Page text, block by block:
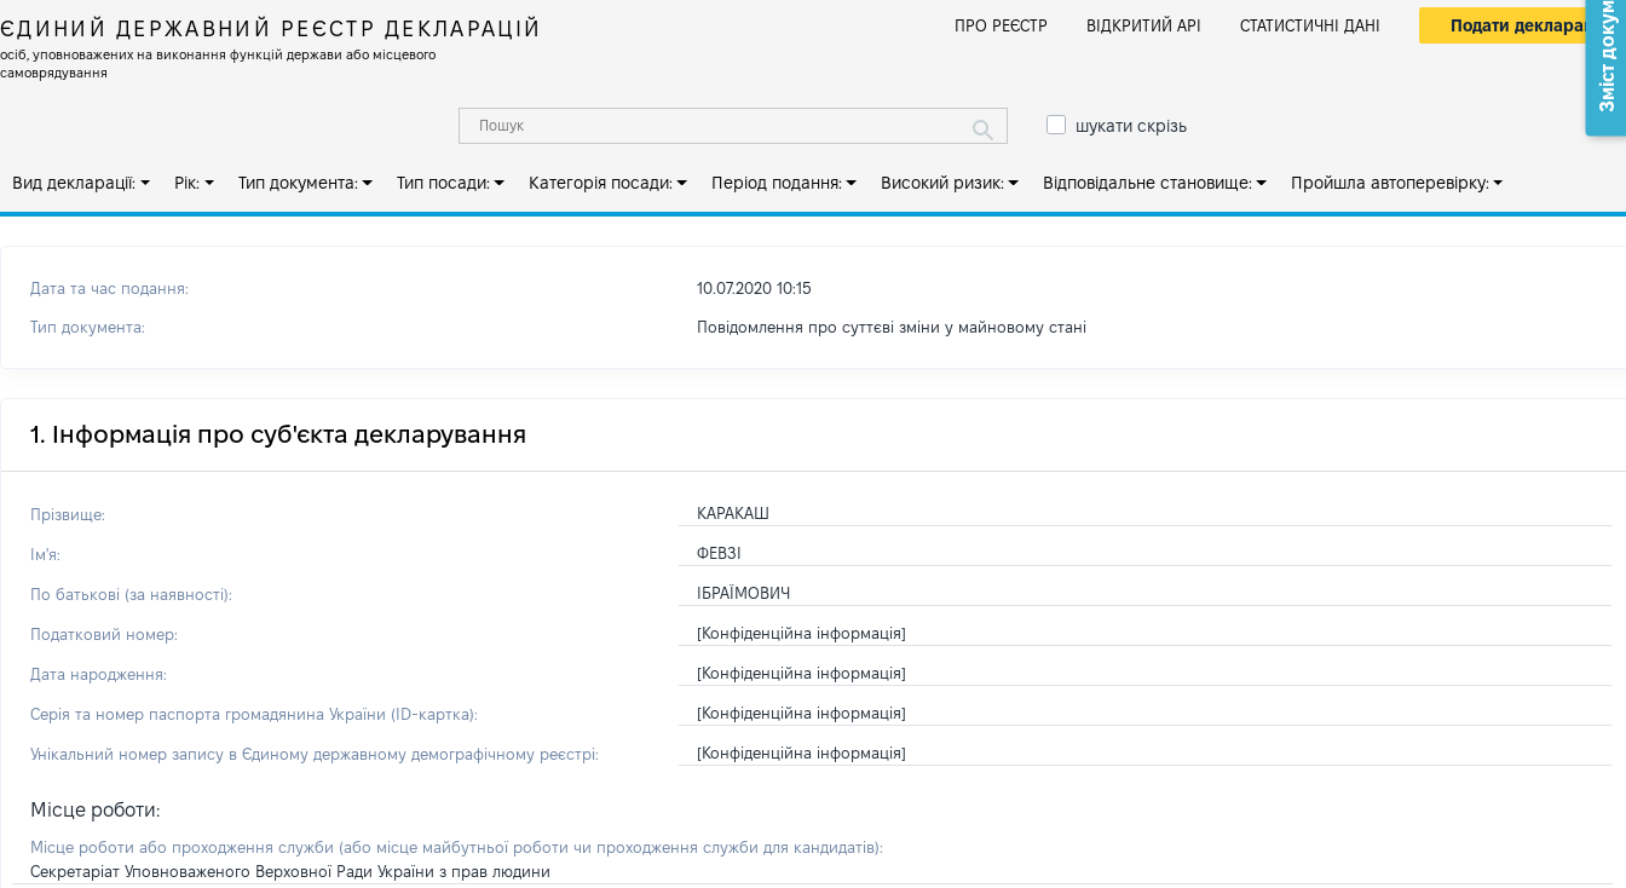
ЄДИНИЙ ДЕРЖАВНИЙ РЕЄСТР ДЕКЛАРАЦІЙ
осіб, уповноважених на виконання функцій держави або місцевого
самоврядування
ПРО РЕЄСТР ВІДКРИТИЙ АРІ СТАТИСТИЧНІ ДАНІ Подати декларацію
шукати скрізь
Вид декларації: Рік: Тип документа: Тип посади: Категорія посади: Період подання: Високий ризик: Відповідальне становище: Пройшла автоперевірку:
Дата та час подання: 10.07.2020 10:15
Тип документа: Повідомлення про суттєві зміни y майновому стані
1. Інформація про суб'єкта декларування
Прізвище: КАРАКАШ
Ім'я: ФЕВЗІ
По батькові (за наявності): ІБРАЇМОВИЧ
Податковий номер: [Конфіденційна інформація]
Дата народження: [Конфіденційна інформація]
Серія та номер паспорта громадянина України (ID-картка): [Конфіденційна інформація]
Унікальний номер запису в Єдиному державному демографічному реєстрі: [Конфіденційна інформація]
Місце роботи:
Місце роботи або проходження служби (або місце майбутньої роботи чи проходження служби для кандидатів):
Секретаріат Уповноваженого Верховної Ради України з прав людини
Зміст документа